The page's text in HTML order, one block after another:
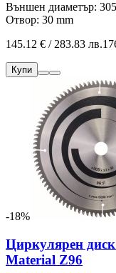
Външен диаметър:
Отвор: 30 mm
145.12 € / 283.83 лв.
Купи
-18%
Циркулярен
Material Z96